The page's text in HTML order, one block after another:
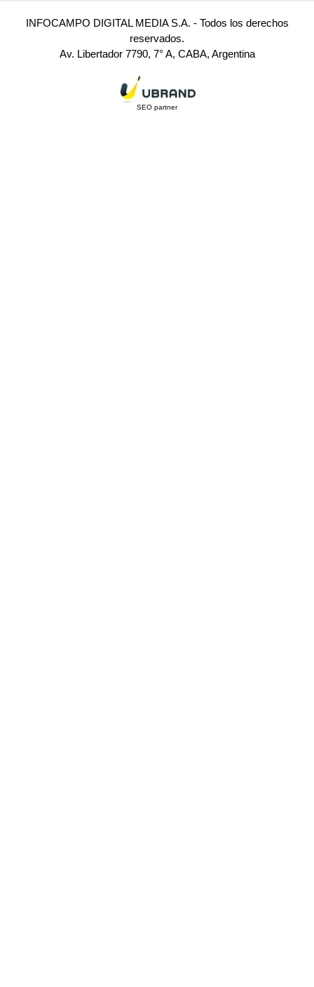
INFOCAMPO DIGITAL MEDIA S.A. - Todos los derechos
reservados.
Av. Libertador 7790, 7° A, CABA, Argentina
SEO partner